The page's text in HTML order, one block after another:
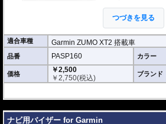
汚れからデ
トには２枚の
ンチグレア)
合わせたものをご利用いただけます。
スーパークリ
透明性の高
と画面にな
どわからな
を防ぎ、画
つづきを見る
適合車種 Garmin ZUMO XT2 搭載車
品番 PASP160 カラー
価格
￥2,500
￥2,750(税込) ブランド
ナビ用バイザー for Garmin